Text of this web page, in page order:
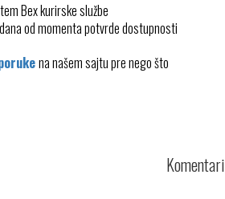
Bex kurirske službe
od momenta potvrde dostupnosti
na našem sajtu pre nego što
Komentari